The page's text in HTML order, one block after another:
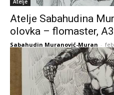
Atelje
Atelje Sabahudina
olovka – flomaster,
Sabahudin Muranović-Muran -